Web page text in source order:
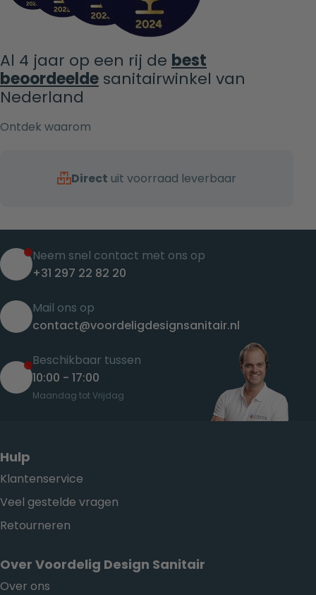
Al 4 jaar op een rij de best
beoordeelde sanitairwinkel van
Nederland
Ontdek waarom
Direct uit voorraad leverbaar
Neem snel contact met ons op
+31 297 22 82 20
Mail ons op
contact@voordeligdesignsanitair.nl
Beschikbaar tussen
10:00 - 17:00
Maandag tot Vrijdag
Hulp
Klantenservice
Veel gestelde vragen
Retourneren
Over Voordelig Design Sanitair
Over ons